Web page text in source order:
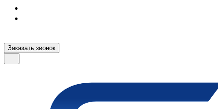
Заказать звонок